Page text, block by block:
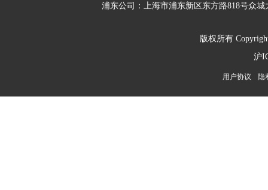
浦东公司：上海市浦东新区东方路818号众城
版权所有
沪
用户协议 隐